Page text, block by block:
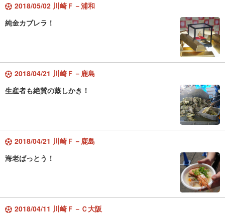
2018/05/02 川崎Ｆ－浦和
純金カブレラ！
2018/04/21 川崎Ｆ－鹿島
生産者も絶賛の蒸しかき！
2018/04/21 川崎Ｆ－鹿島
海老ばっとう！
2018/04/11 川崎Ｆ－Ｃ大阪